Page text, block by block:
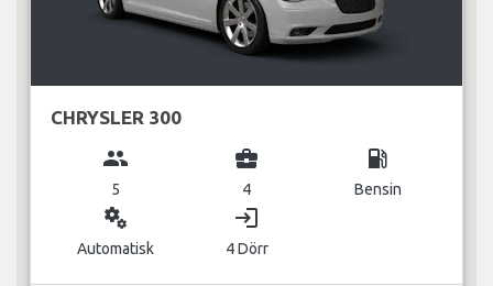
CHRYSLER 300
group
5
business_center
4
local_gas_station
Bensin
miscellaneous_services
Automatisk
login
4 Dörr